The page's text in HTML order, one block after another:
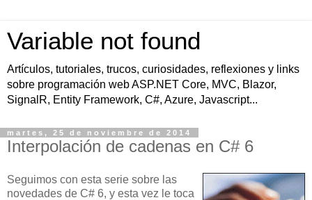
Variable not found
Artículos, tutoriales, trucos, curiosidades, reflexiones y links
sobre programación web ASP.NET Core, MVC, Blazor,
SignalR, Entity Framework, C#, Azure, Javascript...
martes, 25 de noviembre de 2014
Interpolación de cadenas en C# 6
Seguimos con esta serie sobre las
novedades de C# 6, y esta vez le toca